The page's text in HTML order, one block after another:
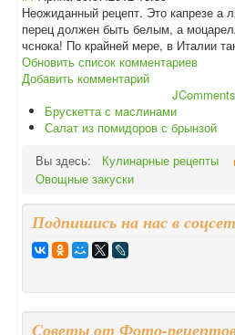
Неожиданный рецепт. Это капрезе а
перец должен быть белым, а
чснока! По крайней мере, в Италии
Обновить список комментариев
Добавить комментарий
JComments
Брускетта с маслинами
Салат из помидоров с брынзой
Вы здесь:
Кулинарные рецепты
Овощные закуски
Подпишись на нас в
Cоветы от Фото-